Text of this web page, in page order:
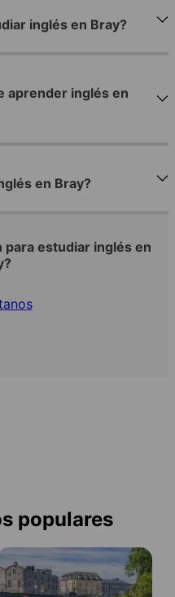
inglés en Bray?
aprender inglés en
en Bray?
estudiar inglés en
populares